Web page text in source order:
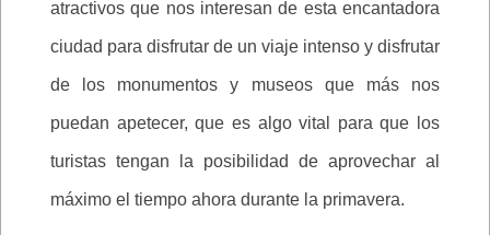
atractivos que nos interesan de esta encantadora
ciudad para disfrutar de un viaje intenso y disfrutar
de los monumentos y museos que más nos
puedan apetecer, que es algo vital para que los
turistas tengan la posibilidad de aprovechar al
máximo el tiempo ahora durante la primavera.